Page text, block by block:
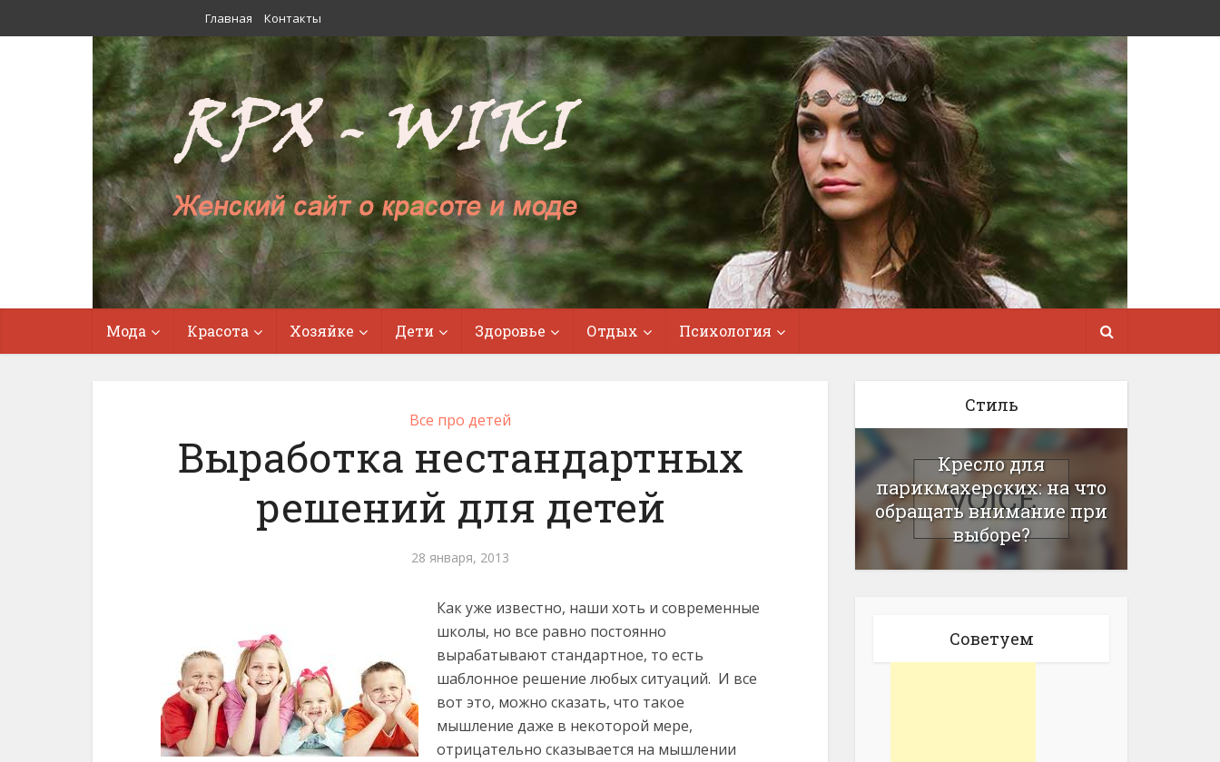
Главная Контакты
Мода Красота Хозяйке Дети Здоровье Отдых Психология
Все про детей
Выработка нестандартных
решений для детей
28 января, 2013
Как уже известно, наши хоть и современные
школы, но все равно постоянно
вырабатывают стандартное, то есть
шаблонное решение любых ситуаций. И все
вот это, можно сказать, что такое
мышление даже в некоторой мере,
отрицательно сказывается на мышлении
Стиль
Кресло для
парикмахерских: на что
обращать внимание при
выборе?
Советуем